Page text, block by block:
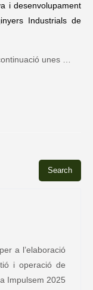
i desenvolupament
Industrials de
unes …
a l’elaboració
i operació de
Impulsem 2025